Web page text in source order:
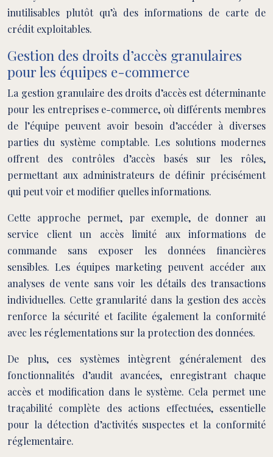
inutilisables plutôt qu’à des informations de carte de
crédit exploitables.
Gestion des droits d’accès granulaires
pour les équipes e-commerce
La gestion granulaire des droits d’accès est déterminante
pour les entreprises e-commerce, où différents membres
de l’équipe peuvent avoir besoin d’accéder à diverses
parties du système comptable. Les solutions modernes
offrent des contrôles d’accès basés sur les rôles,
permettant aux administrateurs de définir précisément
qui peut voir et modifier quelles informations.
Cette approche permet, par exemple, de donner au
service client un accès limité aux informations de
commande sans exposer les données financières
sensibles. Les équipes marketing peuvent accéder aux
analyses de vente sans voir les détails des transactions
individuelles. Cette granularité dans la gestion des accès
renforce la sécurité et facilite également la conformité
avec les réglementations sur la protection des données.
De plus, ces systèmes intègrent généralement des
fonctionnalités d’audit avancées, enregistrant chaque
accès et modification dans le système. Cela permet une
traçabilité complète des actions effectuées, essentielle
pour la détection d’activités suspectes et la conformité
réglementaire.